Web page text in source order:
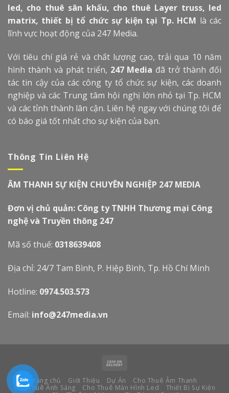
led, cho thuê sân khấu, cho thuê Layer truss, led
matrix, thiết bị tổ chức sự kiện tại Tp. HCM là các
lĩnh vực hoạt động của 247 Media.
Với tiêu chí giá rẻ và chất lượng cao, trải qua 10 năm
hình thành và phát triển, 247 Media đã trở thành đối
tác tin cậy của các công ty tổ chức sự kiện, các doanh
nghiệp và các Trung tâm hội nghị lớn nhỏ tại Tp. HCM
và các tỉnh thành lân cận. Liên hệ ngay với chúng tôi để
có báo giá tốt nhất cho sự kiện của bạn.
Thông Tin Liên Hệ
ÂM THANH SỰ KIỆN CHUYÊN NGHIỆP 247 MEDIA
Đơn vị chủ quản: Công ty TNHH Thương mại Công
nghệ và Truyền thông 247
Mã số thuế: 0318639408
Địa chỉ: 24/7 Tam Bình, P. Hiệp Bình, Tp. Hồ Chí Minh
Hotline: 0974.503.573
Email: info@247media.vn
Trang chủ Giới Thiệu Dự Án
Cho Thuê Âm Thanh
Cho Thuê Ánh Sáng
Cho Thuê Màn Hình Led
Thiết Bị Sự Kiện